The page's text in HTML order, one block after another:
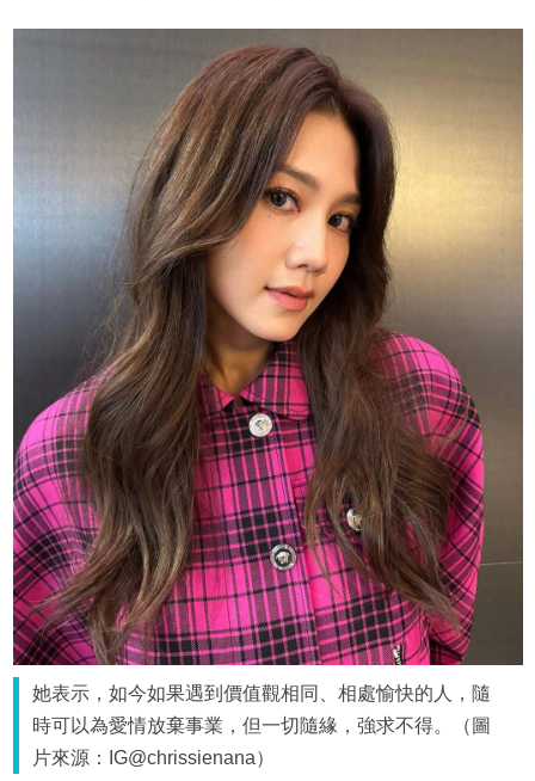
她表示，如今如果遇到價值觀相同、相處愉快的人，隨
時可以為愛情放棄事業，但一切隨緣，強求不得。（圖
片來源：IG@chrissienana）